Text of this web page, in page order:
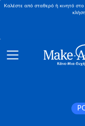
Καλέστε από σταθερό ή κινητό